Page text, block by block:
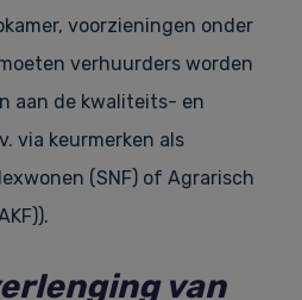
voorzieningen onder
verhuurders worden
aan de kwaliteits- en
via keurmerken als
(SNF) of Agrarisch
van